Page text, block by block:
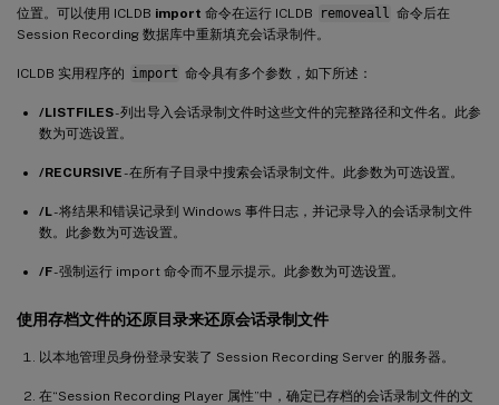
位置。可以使用 ICLDB import 命令在运行 ICLDB removeall
命令后在
Session Recording 数据库中重新填充会话录制件。
ICLDB 实用程序的 import 命令具有多个参数，如下所述：
/LISTFILES- 列出导入会话录制文件时这些文件的完整路径和文件名。此参
数为可选设置。
/RECURSIVE- 在所有子目录中搜索会话录制文件。此参数为可选设置。
/L- 将结果和错误记录到 Windows 事件日志，并记录导入的会话录制文件
数。此参数为可选设置。
/F- 强制运行 import 命令而不显示提示。此参数为可选设置。
使用存档文件的还原目录来还原会话录制文件
以本地管理员身份登录安装了 Session Recording Server 的服务器。
在“Session Recording Player 属性”中，确定已存档的会话录制文件的文